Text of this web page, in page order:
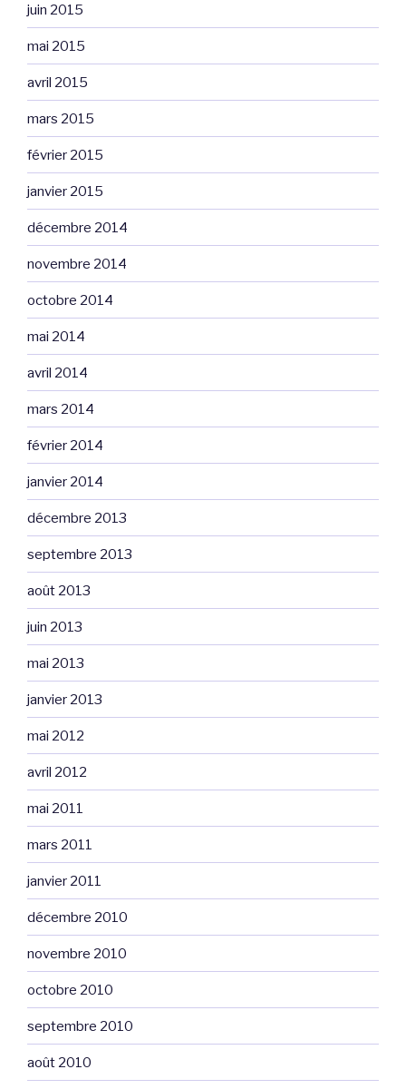
juin 2015
mai 2015
avril 2015
mars 2015
février 2015
janvier 2015
décembre 2014
novembre 2014
octobre 2014
mai 2014
avril 2014
mars 2014
février 2014
janvier 2014
décembre 2013
septembre 2013
août 2013
juin 2013
mai 2013
janvier 2013
mai 2012
avril 2012
mai 2011
mars 2011
janvier 2011
décembre 2010
novembre 2010
octobre 2010
septembre 2010
août 2010